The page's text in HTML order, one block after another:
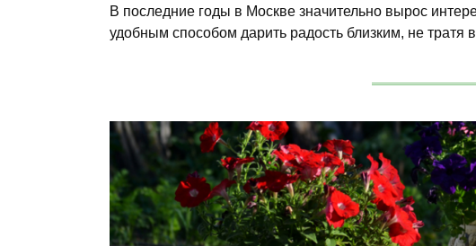
В последние годы в Москве значительно вырос
удобным способом дарить радость близким, не тратя